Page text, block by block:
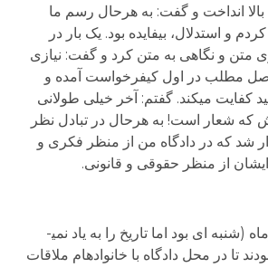
انداخت و گفت: به هرحال رسم ما
و استدلال، بیفایده بود. یک بار در
و نگاهی به متن کرد و گفت: نیازی
اصل مطلب در اول کیفرخواست آمده و
کفایت می­کند. گفتم: آخر خیلی طولانی
که شعار است! به هرحال در تبادل نظر
شد که در دادگاه من از منظر فکری و
از منظر حقوقی و قانونی.
یک بار در اواخر مهرماه (شنبه ای بود اما تاریخ را به یاد نمی­
تا در محل دادگاه با خانواده­ام ملاقات